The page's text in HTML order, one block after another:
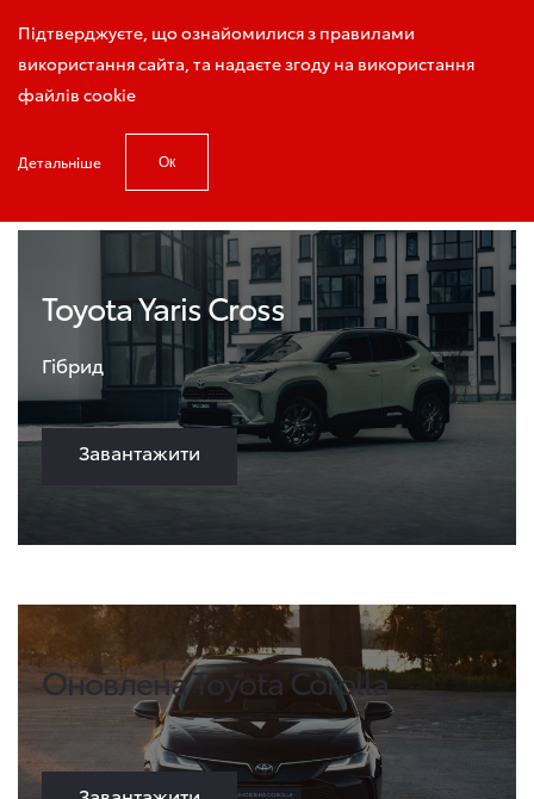
Підтверджуєте, що ознайомилися з правилами
використання сайта, та надаєте згоду на використання
файлів cookie
Детальніше Ок
Виклик консультанта
Головна Буклети по моделям
Toyota Yaris Cross
Гібрид
Завантажити
Оновлена Toyota Corolla